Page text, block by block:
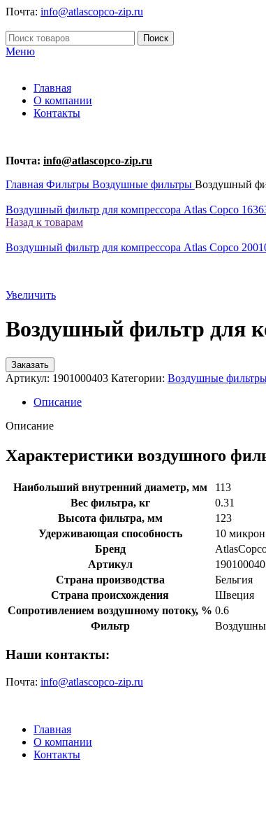
Почта: info@atlascopco-zip.ru
Поиск
Меню
Главная
О компании
Контакты
Почта: info@atlascopco-zip.ru
Главная Фильтры Воздушные фильтры Воздушный
Воздушный фильтр для компрессора Atlas Copco
Назад к товарам
Воздушный фильтр для компрессора Atlas Copco
Увеличить
Воздушный фильтр для
Заказать
Артикул: 1901000403 Категории: Воздушные
Описание
Описание
Характеристики воздушного
Наибольший внутренний диаметр, мм
113
Вес фильтра, кг
0.31
Высота фильтра, мм
123
Удерживающая способность
10 микрон
Бренд
Артикул
Страна производства
Бельгия
Страна происхождения
Швеция
Сопротивлением воздушному потоку, % 0.6
Фильтр
Наши контакты:
Почта: info@atlascopco-zip.ru
Главная
О компании
Контакты